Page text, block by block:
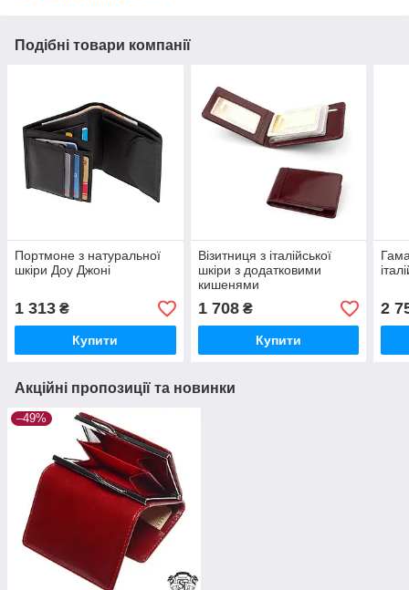
Подібні товари компанії
Портмоне з натуральної
шкіри Доу Джоні
1 313 ₴
Купити
Візитниця з італійської
шкіри з додатковими
кишенями
1 708₴
Купити
2
Акційні пропозиції та новинки
–49%